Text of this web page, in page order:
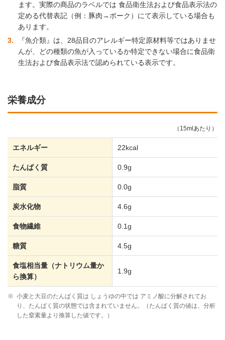
ます。実際の商品のラベルでは 食品衛生法および食品表示法の
定める代替表記（例：豚肉→ポーク）にて表示している場合も
あります。
3
『魚介類』は、28品目のアレルギー特定原材料等ではありませ
んが、どの種類の魚が入っているか特定できない場合に食品衛
生法および食品表示法で認められている表示です。
栄養成分
（15mlあたり）
エネルギー 22kcal
たんぱく質 0.9g
脂質 0.0g
炭水化物 4.6g
食物繊維 0.1g
糖質 4.5g
食塩相当量（ナトリウム量か
ら換算）
1.9g
※ 小麦と大豆のたんぱく質は しょうゆの中では アミノ酸に分解されてお
り、たんぱく質の状態では含まれていません。（たんぱく質の値は、分析
した窒素量より換算した値です。）